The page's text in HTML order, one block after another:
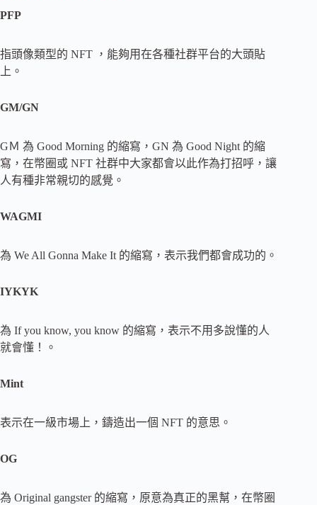
PFP
指頭像類型的 NFT ，能夠用在各種社群平台的大頭貼
上。
GM/GN
GＭ 為 Good Morning 的縮寫，GN 為 Good Night 的縮
寫，在幣圈或 NFT 社群中大家都會以此作為打招呼，讓
人有種非常親切的感覺。
WAGMI
為 We All Gonna Make It 的縮寫，表示我們都會成功的。
IYKYK
為 If you know, you know 的縮寫，表示不用多說懂的人
就會懂！。
Mint
表示在一級市場上，鑄造出一個 NFT 的意思。
OG
為 Original gangster 的縮寫，原意為真正的黑幫，在幣圈